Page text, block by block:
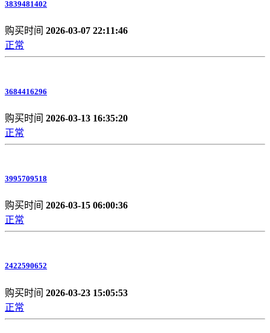
3839481402
购买时间 2026-03-07 22:11:46
正常
3684416296
购买时间 2026-03-13 16:35:20
正常
3995709518
购买时间 2026-03-15 06:00:36
正常
2422590652
购买时间 2026-03-23 15:05:53
正常